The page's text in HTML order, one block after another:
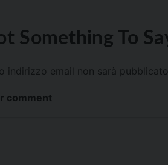
Something To
indirizzo email non sarà
comment